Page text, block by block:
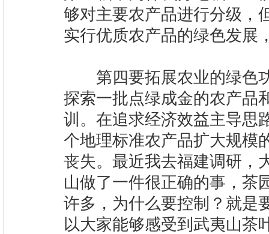
够对主要农产品进行分级，
实行优质农产品的绿色发
第四要拓展农业的绿色功
探索一批点绿成金的农产品
训。在追求经济效益主导思
个地理标准农产品扩大规模
丧失。最近我去福建调研，
山做了一件很正确的事，茶
许多，为什么要控制？就是
以大家能够感受到武夷山茶